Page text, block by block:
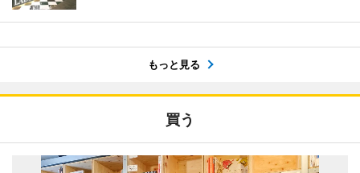
もっと見る
買う